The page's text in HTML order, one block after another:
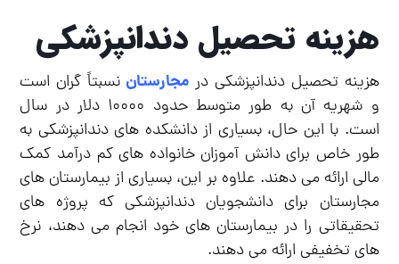
هزینه تحصیل دندانپزشکی
هزینه تحصیل دندانپزشکی در مجارستان نسبتاً گران است
و شهریه آن به طور متوسط حدود ۱۰۰۰۰ دلار در سال
است. با این حال، بسیاری از دانشکده های دندانپزشکی به
طور خاص برای دانش آموزان خانواده های کم درآمد کمک
مالی ارائه می دهند. علاوه بر این، بسیاری از بیمارستان های
مجارستان برای دانشجویان دندانپزشکی که پروژه های
تحقیقاتی را در بیمارستان های خود انجام می دهند، نرخ
های تخفیفی ارائه می دهند.